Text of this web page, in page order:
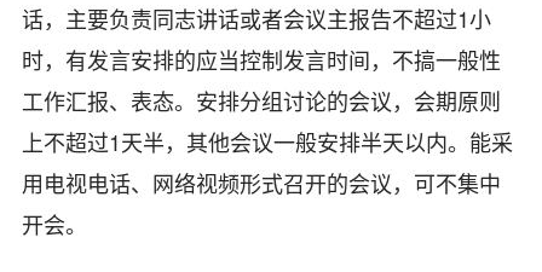
话，主要负责同志讲话或者会议主报告不超过1小
时，有发言安排的应当控制发言时间，不搞一般性
工作汇报、表态。安排分组讨论的会议，会期原则
上不超过1天半，其他会议一般安排半天以内。能采
用电视电话、网络视频形式召开的会议，可不集中
开会。